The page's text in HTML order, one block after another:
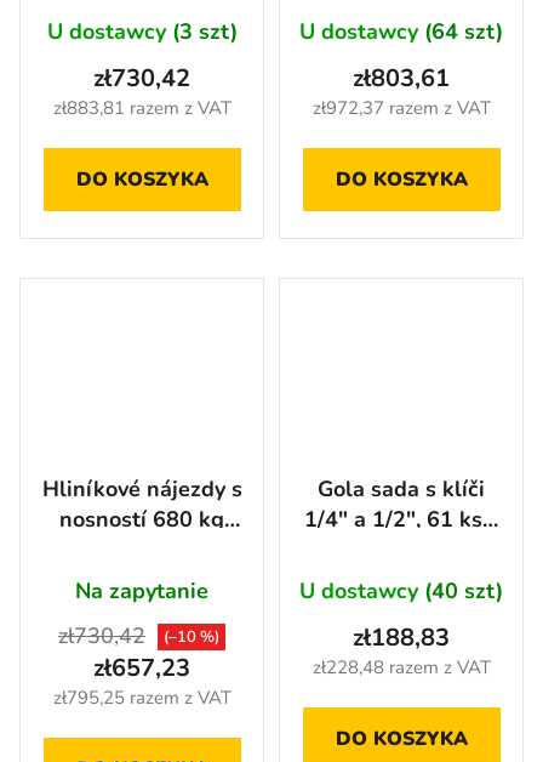
U dostawcy (3 szt)
zł883,81 razem z VAT
zł730,42
DO KOSZYKA
U dostawcy (64 szt)
zł972,37 razem z VAT
zł803,61
DO KOSZYKA
Hliníkové nájezdy s
nosností 680 kg
ocena
produktu
wynosi
5,0
na
Na zapytanie
zł795,25 razem z VAT
zł657,23
zł730,42 (–10 %)
Gola sada s klíči
1/4" a 1/2", 61 ks -
U dostawcy (40 szt)
zł228,48 razem z VAT
zł188,83
DO KOSZYKA